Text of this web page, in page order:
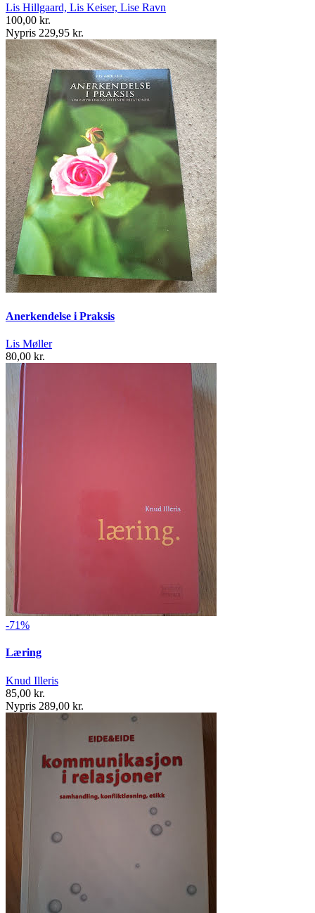
Lis Hillgaard, Lis Keiser, Lise Ravn
100,00 kr.
Nypris 229,95 kr.
Anerkendelse i Praksis
Lis Møller
80,00 kr.
-71%
Læring
Knud Illeris
85,00 kr.
Nypris 289,00 kr.